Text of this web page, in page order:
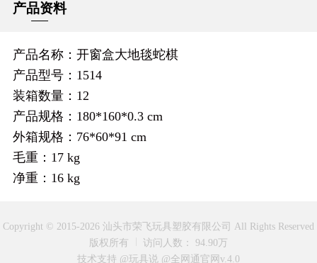
产品资料
产品名称：开窗盒大地毯蛇棋
产品型号：1514
装箱数量：12
产品规格：180*160*0.3 cm
外箱规格：76*60*91 cm
毛重：17 kg
净重：16 kg
Copyright © 2015-2026 汕头市荣飞玩具塑胶有限公司 All Rights Reserved
版权所有
访问人数： 94.90万
技术支持 @玩具说 @全网通官网v.4.0